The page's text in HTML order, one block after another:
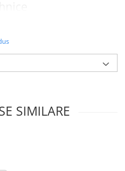
±10 Vdc – ±40 Vdc
de 4 Ω
SIMILARE